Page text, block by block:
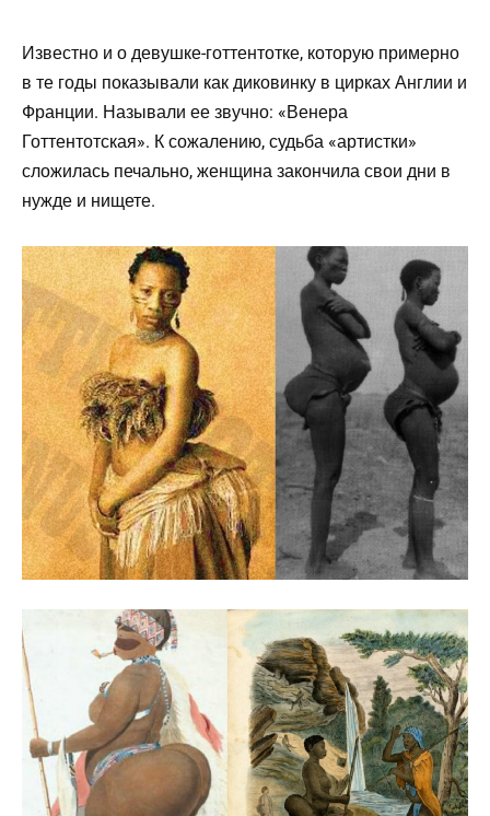
Известно и о девушке-готтентотке, которую примерно
в те годы показывали как диковинку в цирках Англии и
Франции. Называли ее звучно: «Венера
Готтентотская». К сожалению, судьба «артистки»
сложилась печально, женщина закончила свои дни в
нужде и нищете.